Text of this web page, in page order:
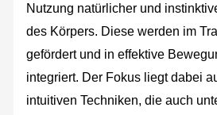
Nutzung natürlicher und
des Körpers. Diese werden im
gefördert und in effektive
integriert. Der Fokus liegt dabei
intuitiven Techniken, die auch